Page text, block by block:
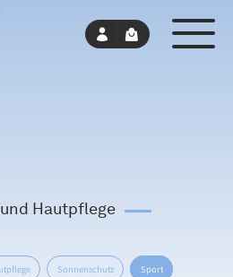
Hautpflege
Sonnenschutz Sport